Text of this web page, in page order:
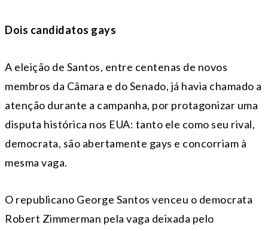
Dois candidatos gays
A eleição de Santos, entre centenas de novos
membros da Câmara e do Senado, já havia chamado a
atenção durante a campanha, por protagonizar uma
disputa histórica nos EUA: tanto ele como seu rival,
democrata, são abertamente gays e concorriam à
mesma vaga.
O republicano George Santos venceu o democrata
Robert Zimmerman pela vaga deixada pelo